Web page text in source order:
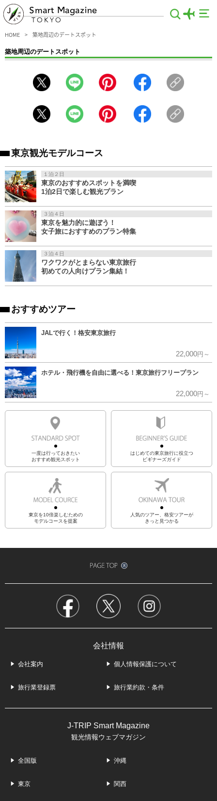
Smart Magazine
TOKYO
HOME 築地周辺のデートスポット
築地周辺のデートスポット
デートや観光スポットをのんびりめぐる散策デートなど、二人の仲がさらに縮まる
情報ばかりをピックアップ。少し足をのばして、月島や銀座、汐留も含めれば、充
東京観光モデルコース
１泊２日
東京のおすすめスポットを満喫
1泊2日で楽しむ観光プラン
３泊４日
東京を魅力的に遊ぼう！
女子旅におすすめのプラン特集
３泊４日
ワクワクがとまらない東京旅行
初めての人向けプラン集結！
おすすめツアー
JALで行く！格安東京旅行
22,000円～
ホテル・飛行機を自由に選べる！東京旅行フリープラン
22,000円～
一度は行っておきたい
おすすめ観光スポット
はじめての東京旅行に役立つ
ビギナーズガイド
東京を10倍楽しむための
モデルコースを提案
人気のツアー、格安ツアーが
きっと見つかる
会社情報
会社案内 個人情報保護について
旅行業登録票 旅行業約款・条件
J-TRIP Smart Magazine
観光情報ウェブマガジン
全国版 沖縄
東京 関西